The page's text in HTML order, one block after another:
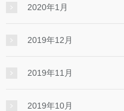
2020年1月
2019年12月
2019年11月
2019年10月